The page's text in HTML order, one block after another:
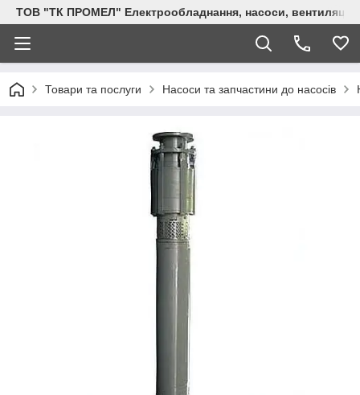
ТОВ "ТК ПРОМЕЛ" Електрообладнання, насоси, вентиляція,
Товари та послуги Насоси та запчастини до насосів